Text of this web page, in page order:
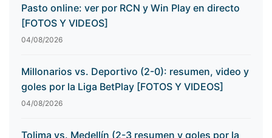
Pasto online: ver por RCN y Win Play en directo
[FOTOS Y VIDEOS]
04/08/2026
Millonarios vs. Deportivo (2-0): resumen, video y
goles por la Liga BetPlay [FOTOS Y VIDEOS]
04/08/2026
Tolima vs. Medellín (2-3 resumen y goles por la